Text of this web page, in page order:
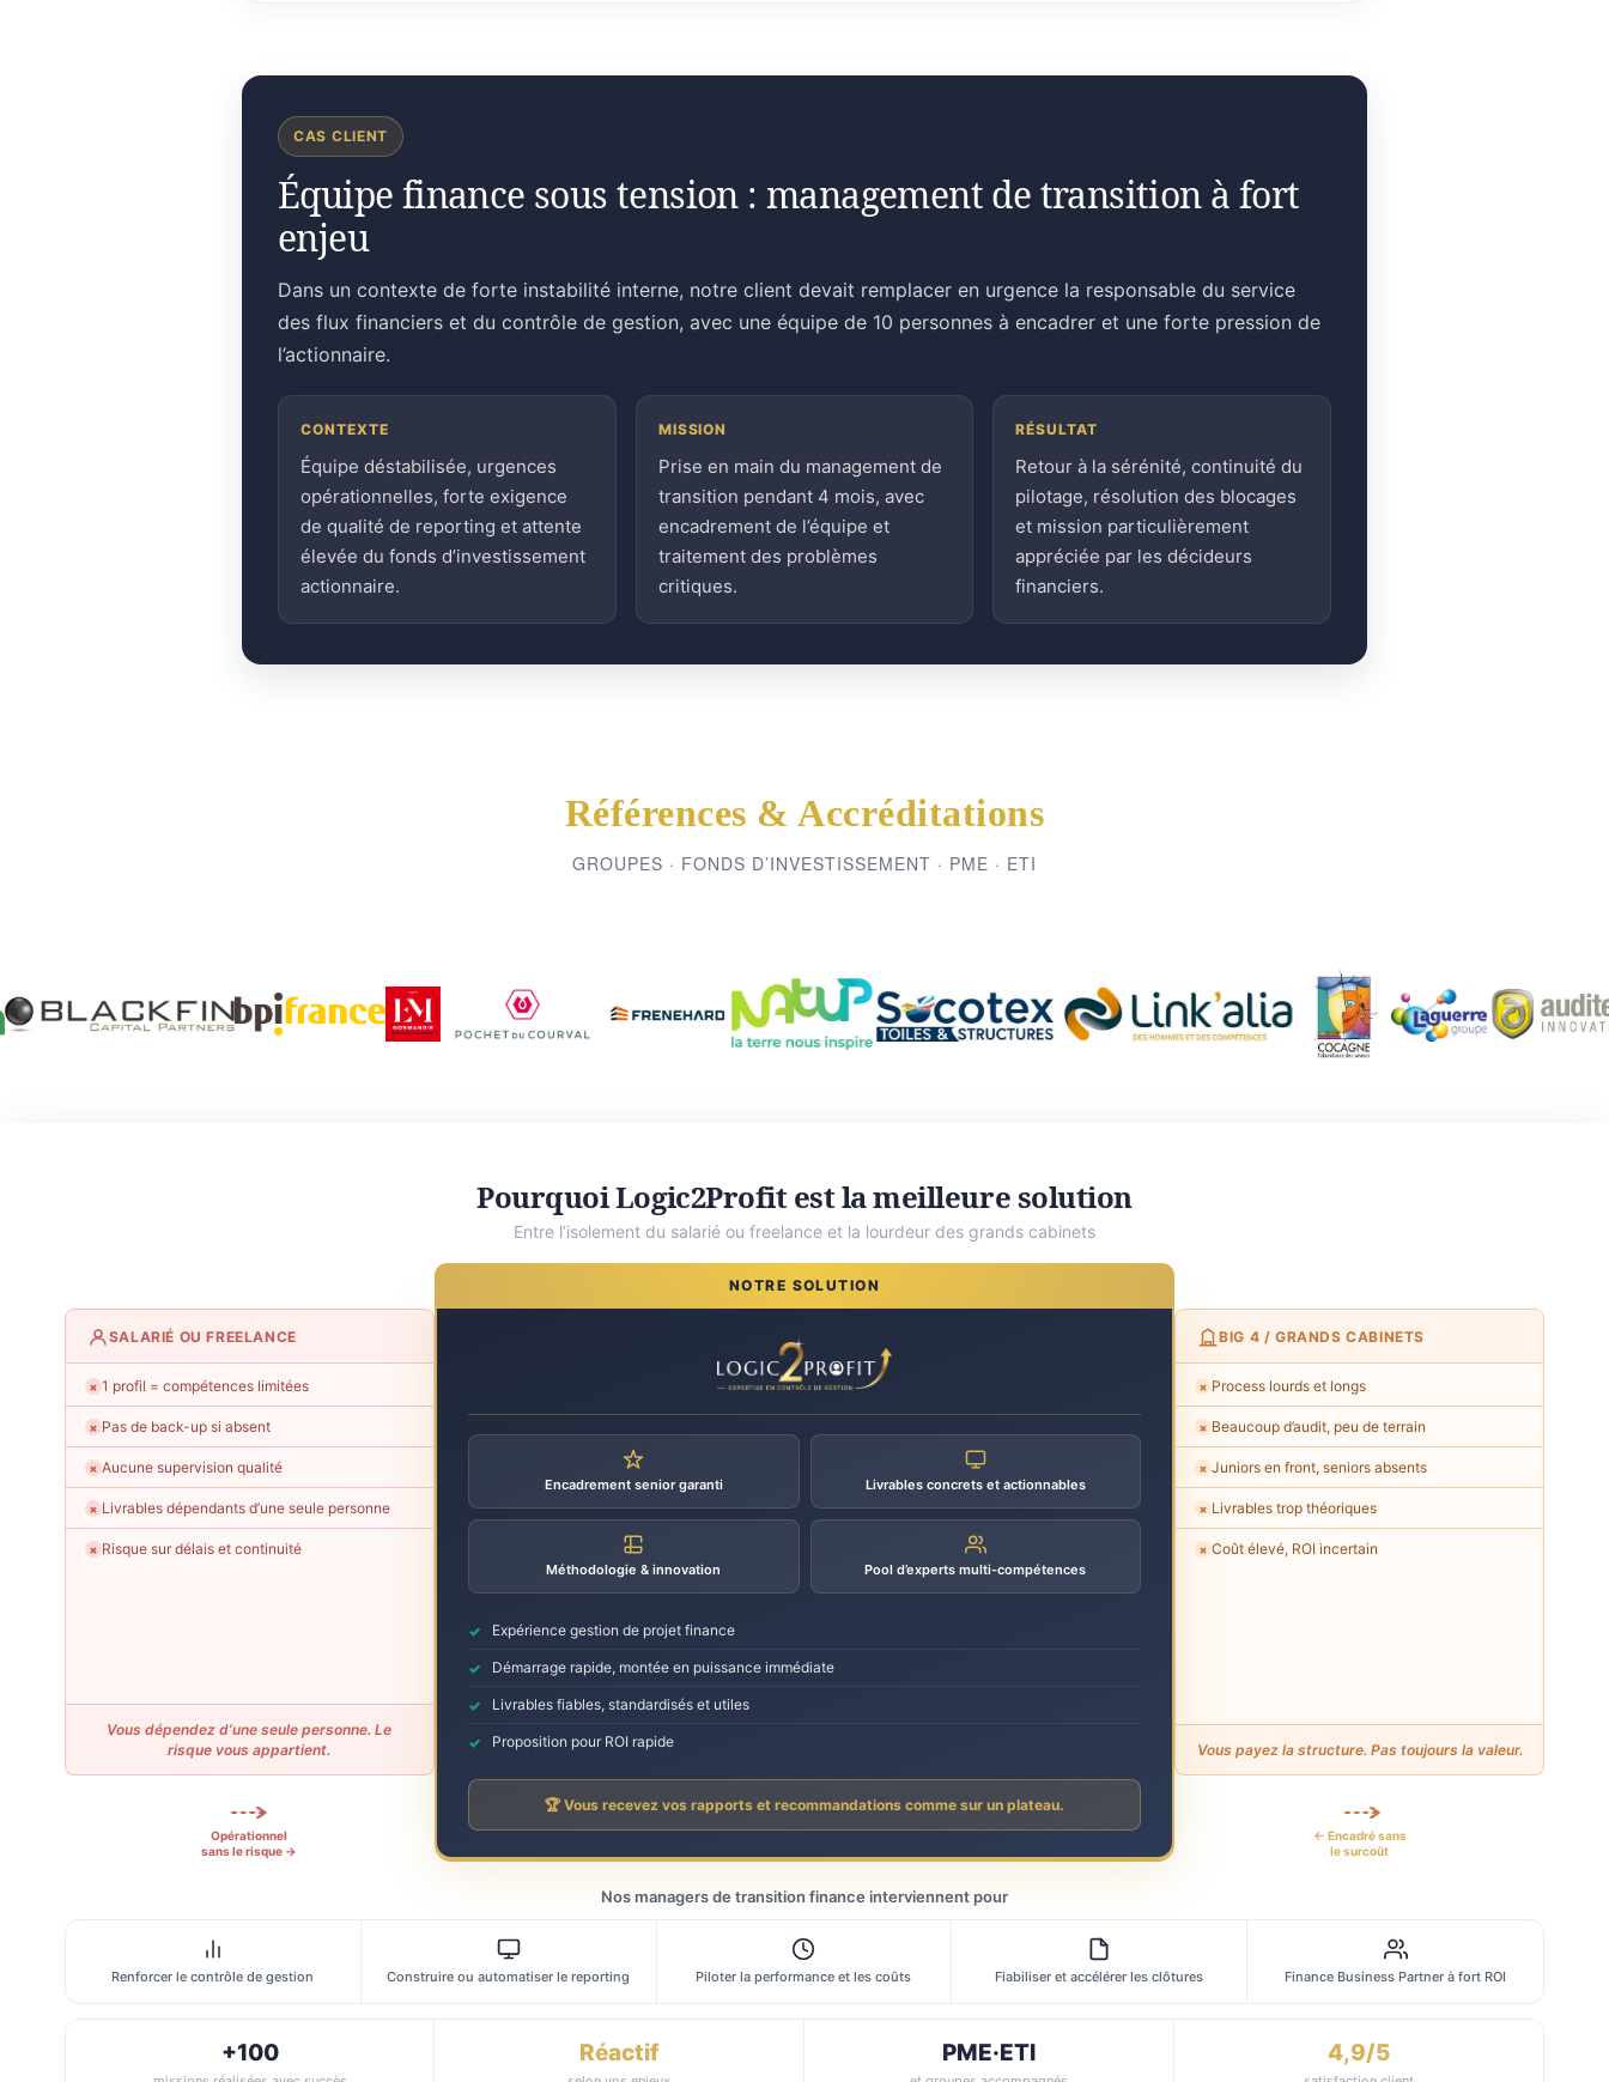
CAS CLIENT
Équipe finance sous tension : management de transition à fort
enjeu
Dans un contexte de forte instabilité interne, notre client devait remplacer en urgence la responsable du service
des flux financiers et du contrôle de gestion, avec une équipe de 10 personnes à encadrer et une forte pression de
l’actionnaire.
CONTEXTE
Équipe déstabilisée, urgences
opérationnelles, forte exigence
de qualité de reporting et attente
élevée du fonds d’investissement
actionnaire.
MISSION
Prise en main du management de
transition pendant 4 mois, avec
encadrement de l’équipe et
traitement des problèmes
critiques.
RÉSULTAT
Retour à la sérénité, continuité du
pilotage, résolution des blocages
et mission particulièrement
appréciée par les décideurs
financiers.
Références & Accréditations
GROUPES · FONDS D’INVESTISSEMENT · PME · ETI
Pourquoi Logic2Profit est la meilleure solution
Entre l’isolement du salarié ou freelance et la lourdeur des grands cabinets
NOTRE SOLUTION
SALARIÉ OU FREELANCE
✗ 1 profil = compétences limitées
✗ Pas de back-up si absent
✗ Aucune supervision qualité
✗ Livrables dépendants d’une seule personne
✗ Risque sur délais et continuité
Vous dépendez d’une seule personne. Le
risque vous appartient.
Opérationnel
sans le risque →
Encadrement senior garanti Livrables concrets et actionnables
Méthodologie & innovation Pool d’experts multi-compétences
Expérience gestion de projet finance
Démarrage rapide, montée en puissance immédiate
Livrables fiables, standardisés et utiles
Proposition pour ROI rapide
🏆 Vous recevez vos rapports et recommandations comme sur un plateau.
BIG 4 / GRANDS CABINETS
✗ Process lourds et longs
✗ Beaucoup d’audit, peu de terrain
✗ Juniors en front, seniors absents
✗ Livrables trop théoriques
✗ Coût élevé, ROI incertain
Vous payez la structure. Pas toujours la valeur.
← Encadré sans
le surcoût
Nos managers de transition finance interviennent pour
Renforcer le contrôle de gestion Construire ou automatiser le reporting Piloter la performance et les coûts Fiabiliser et accélérer les clôtures Finance Business Partner à fort ROI
+100 Réactif PME·ETI 4,9/5